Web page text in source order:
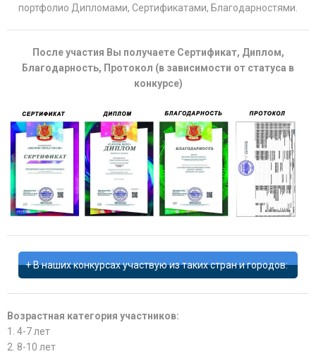
портфолио Дипломами, Сертификатами, Благодарностями.
После участия Вы получаете Сертификат, Диплом,
Благодарность, Протокол (в зависимости от статуса в
конкурсе)
В наших конкурсах участвую из таких стран и городов:
Возрастная категория участников:
1. 4-7 лет
2. 8-10 лет